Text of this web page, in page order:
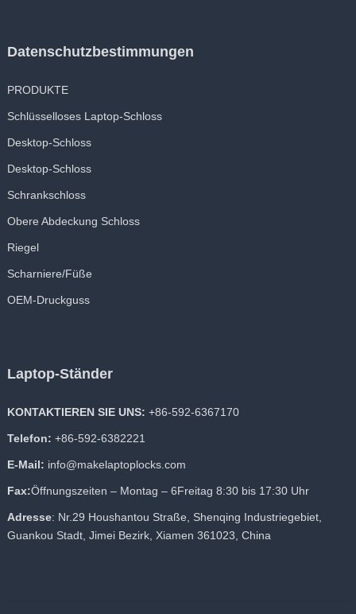
Datenschutzbestimmungen
PRODUKTE
Schlüsselloses Laptop-Schloss
Desktop-Schloss
Desktop-Schloss
Schrankschloss
Obere Abdeckung Schloss
Riegel
Scharniere/Füße
OEM-Druckguss
Laptop-Ständer
KONTAKTIEREN SIE UNS: +86-592-6367170
Telefon: +86-592-6382221
E-Mail: info@makelaptoplocks.com
Fax:Öffnungszeiten – Montag – 6Freitag 8:30 bis 17:30 Uhr
Adresse: Nr.29 Houshantou Straße, Shenqing Industriegebiet,
Guankou Stadt, Jimei Bezirk, Xiamen 361023, China